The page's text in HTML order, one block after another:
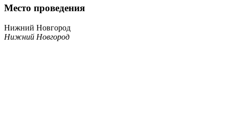
Место проведения
Нижний Новгород
Нижний Новгород